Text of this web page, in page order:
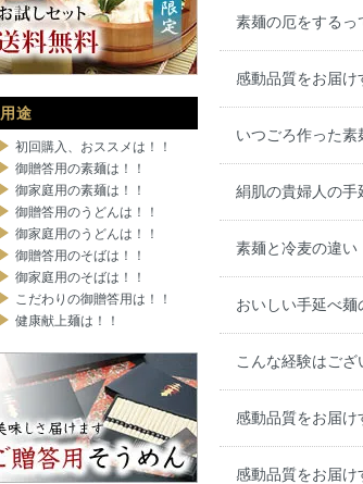
素麺の厄をするっ
感動品質をお届
いつごろ作った素
絹肌の貴婦人の手
素麺と冷麦の違い
おいしい手延べ麺
こんな経験はござ
感動品質をお届け
感動品質をお届
用途
初回購入、おススメは！！
御贈答用の素麺は！！
御家庭用の素麺は！！
御贈答用のうどんは！！
御家庭用のうどんは！！
御贈答用のそばは！！
御家庭用のそばは！！
こだわりの御贈答用は！！
健康献上麺は！！